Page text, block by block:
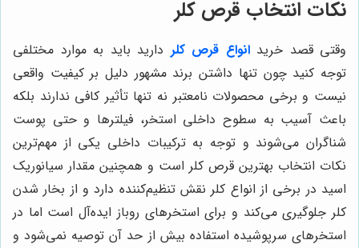
نکات انتخاب قرص کلر
وقتی قصد خریدانواع قرص کلر دارید باید به موارد مختلفی
توجه کنید چون تنها داشتن برند مشهور دلیل بر کیفیت واقعی
نیست و برخی محصولات نامعتبر نه تنها تأثیر کافی ندارند بلکه
باعث آسیب به سطوح داخلی استخر، فیلترها و حتی پوست
شناگران می‌شوند و توجه به ترکیبات داخلی یکی از مهم‌ترین
نکات انتخاب بهترین قرص کلر است و همچنین مقدار سیانوریک
اسید در برخی از انواع کلر نقش تنظیم‌کننده دارد و از بخار شدن
کلر جلوگیری می‌کند و برای استخرهای روباز ایده‌آل است اما در
استخرهای سرپوشیده استفاده بیش از حد آن توصیه نمی‌شود و